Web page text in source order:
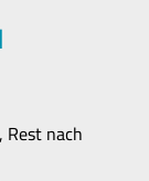
nach